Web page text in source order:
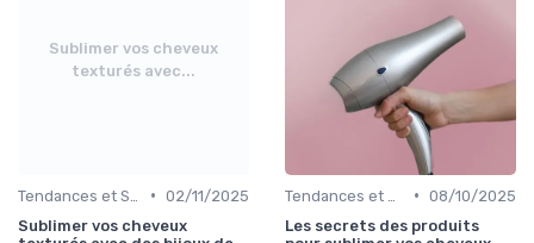
Sublimer vos cheveux
texturés avec...
• 02/11/2025
Sublimer vos cheveux
• 08/10/2025
Les secrets des produits